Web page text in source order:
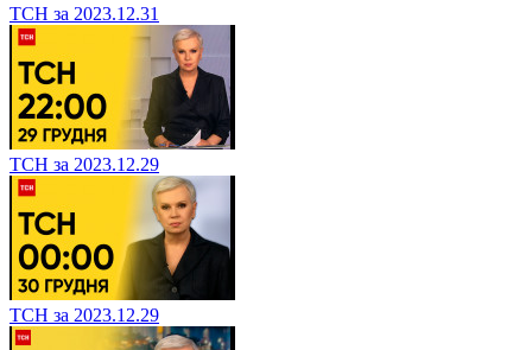
ТСН за 2023.12.31
ТСН за 2023.12.29
ТСН за 2023.12.29